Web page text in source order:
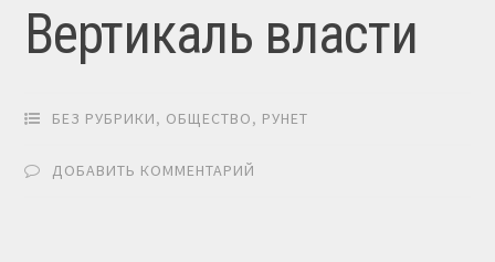
Вертикаль власти
БЕЗ РУБРИКИ, ОБЩЕСТВО, РУНЕТ
ДОБАВИТЬ КОММЕНТАРИЙ